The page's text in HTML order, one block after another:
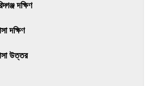
দক্ষিণ
দক্ষিণ
উত্তর